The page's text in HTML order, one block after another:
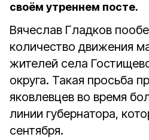
своём утреннем посте.
Вячеслав Гладков
количество движения
жителей села
округа. Такая просьба
яковлевцев во время
линии губернатора,
сентября.